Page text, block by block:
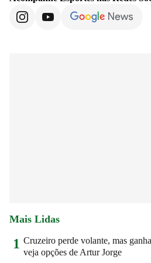
Mais Lidas
1 Cruzeiro perde volante, mas
veja opções de Artur Jorge